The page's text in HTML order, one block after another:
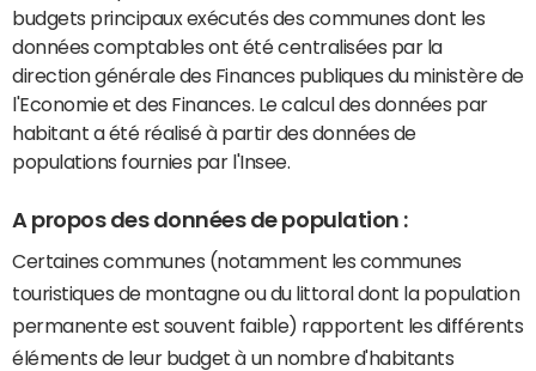
budgets principaux exécutés des communes dont les
données comptables ont été centralisées par la
direction générale des Finances publiques du ministère de
l'Economie et des Finances. Le calcul des données par
habitant a été réalisé à partir des données de
populations fournies par l'Insee.
A propos des données de population :
Certaines communes (notamment les communes
touristiques de montagne ou du littoral dont la population
permanente est souvent faible) rapportent les différents
éléments de leur budget à un nombre d'habitants